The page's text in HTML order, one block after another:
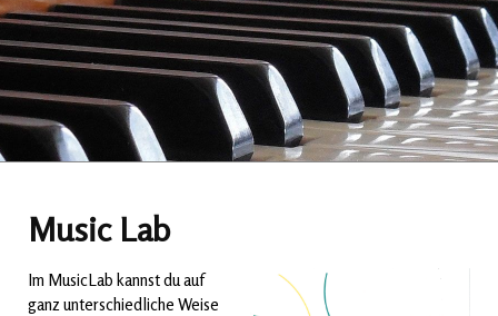
Music Lab
Im MusicLab kannst du auf
ganz unterschiedliche Weise